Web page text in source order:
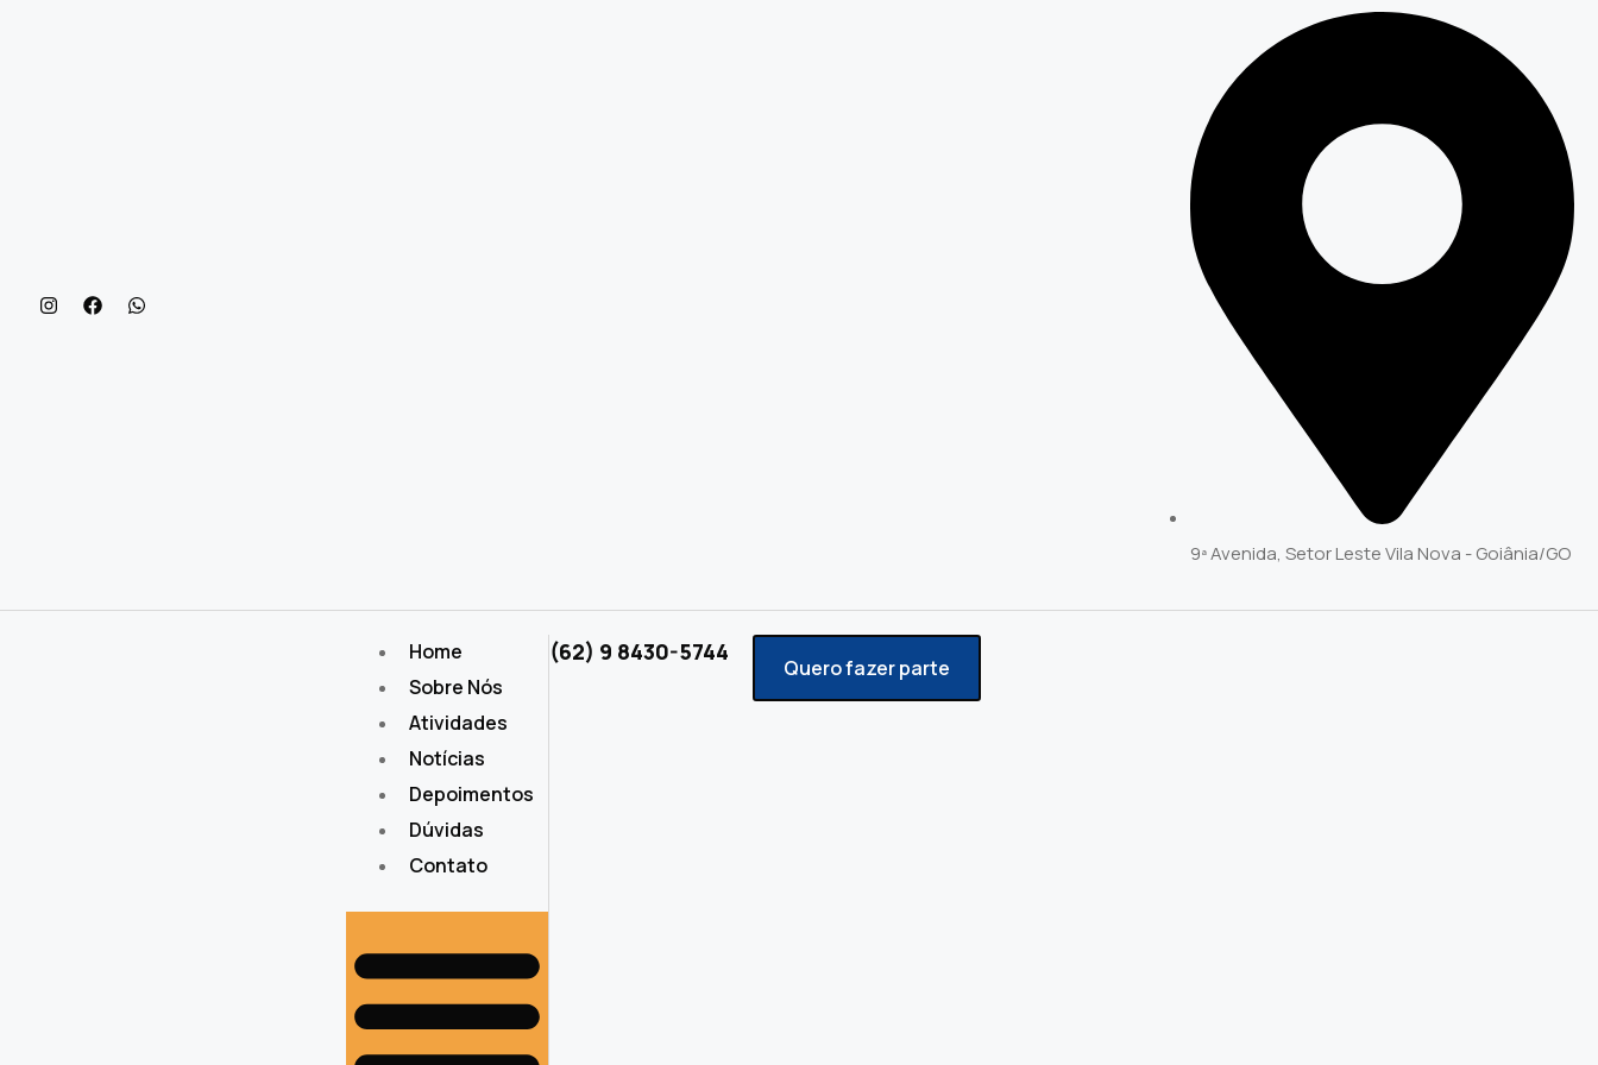
9ª Avenida, Setor Leste Vila Nova - Goiânia/GO
Home
Sobre Nós
Atividades
Notícias
Depoimentos
Dúvidas
Contato
(62) 9 8430-5744
Quero fazer parte